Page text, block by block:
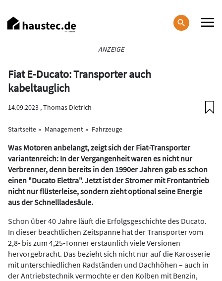
zum
Inhalt
ANZEIGE
Fiat E-Ducato: Transporter auch
kabeltauglich
14.09.2023 ,Thomas Dietrich
Startseite Management Fahrzeuge
Was Motoren anbelangt, zeigt sich der Fiat-Transporter
variantenreich: In der Vergangenheit waren es nicht nur
Verbrenner, denn bereits in den 1990er Jahren gab es schon
einen "Ducato Elettra". Jetzt ist der Stromer mit Frontantrieb
nicht nur flüsterleise, sondern zieht optional seine Energie
aus der Schnellladesäule.
Schon über 40 Jahre läuft die Erfolgsgeschichte des Ducato.
In dieser beachtlichen Zeitspanne hat der Transporter vom
2,8- bis zum 4,25-Tonner erstaunlich viele Versionen
hervorgebracht. Das bezieht sich nicht nur auf die Karosserie
mit unterschiedlichen Radständen und Dachhöhen – auch in
der Antriebstechnik vermochte er den Kolben mit Benzin,